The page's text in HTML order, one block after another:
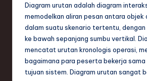
T
Diagram urutan adalah diagram
memodelkan aliran pesan antara objek
dalam suatu skenario tertentu,
ke bawah sepanjang sumbu vertikal.
mencatat urutan kronologis operasi,
bagaimana para peserta bekerja
tujuan sistem. Diagram urutan sangat